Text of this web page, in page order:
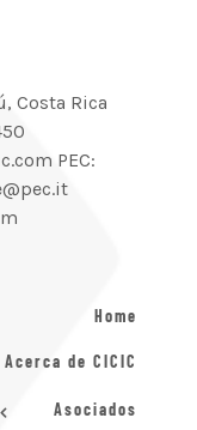
Costa Rica
PEC:
Home
Acerca de CICIC
Asociados